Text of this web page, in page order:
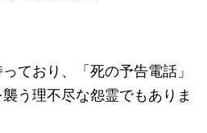
ており、「死の予告電話」
う理不尽な怨霊でもありま